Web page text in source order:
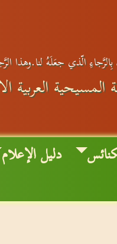
الّذي جعَلَهُ لنا.وهذا
العربية
دليل الإعلام